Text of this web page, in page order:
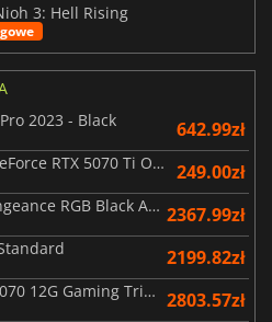
3: Hell Rising
2023 - Black
642.99zł
TUF Gaming GeForce RTX 5070 Ti OC White Edition 16GB 249.00zł
(2 x 16 GB) Vengeance RGB Black AMD Expo 6000 MHz - CAS 30 2367.99zł
2199.82zł
GeForce RTX 5070 12G Gaming Trio OC Black 2803.57zł